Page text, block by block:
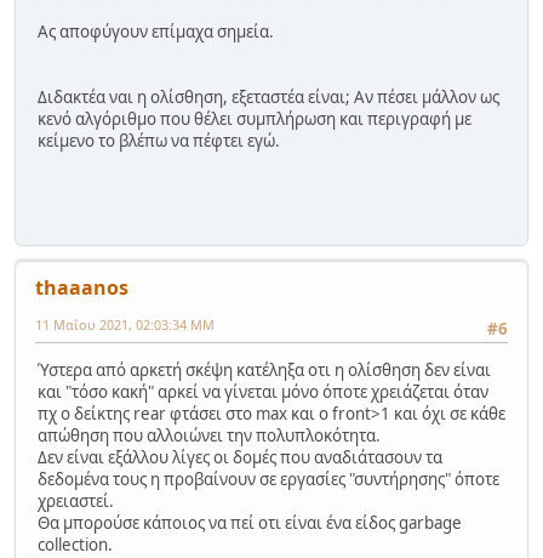
Ας αποφύγουν επίμαχα σημεία.
Διδακτέα ναι η ολίσθηση, εξεταστέα είναι; Αν πέσει μάλλον ως
κενό αλγόριθμο που θέλει συμπλήρωση και περιγραφή με
κείμενο το βλέπω να πέφτει εγώ.
thaaanos
#6
11 Μαΐου 2021, 02:03:34 ΜΜ
Ύστερα από αρκετή σκέψη κατέληξα οτι η ολίσθηση δεν είναι
και "τόσο κακή" αρκεί να γίνεται μόνο όποτε χρειάζεται όταν
πχ ο δείκτης rear φτάσει στο max και ο front>1 και όχι σε κάθε
απώθηση που αλλοιώνει την πολυπλοκότητα.
Δεν είναι εξάλλου λίγες οι δομές που αναδιάτασουν τα
δεδομένα τους η προβαίνουν σε εργασίες "συντήρησης" όποτε
χρειαστεί.
Θα μπορούσε κάποιος να πεί οτι είναι ένα είδος garbage
collection.